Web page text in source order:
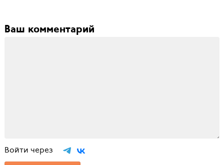
Ваш комментарий
Войти через